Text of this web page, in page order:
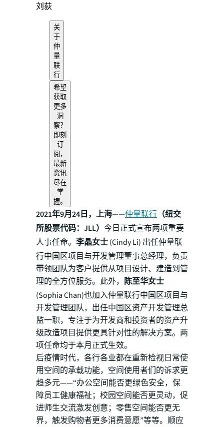
刘荻
关
于
仲
量
联
行
希望
获取
更多
洞
察？
即刻
订
阅，
最新
资讯
尽在
掌
握。
2021年9月24日，上海——仲量联行 （纽交
所股票代码：JLL） 今日正式宣布两项重要
人事任命。 李晶女士(Cindy Li) 出任仲量联
行中国区项目与开发管理董事总经理，负责
带领团队为客户提供从项目设计、建造到管
理的全方位服务。此外， 陈至华女士
(Sophia Chan)也加入仲量联行中国区项目与
开发管理团队，出任中国区资产开发管理总
监一职，专注于为开发商和投资者的资产升
级改造项目提供更具针对性的解决方案。两
项任命均于本月正式生效。
后疫情时代，各行各业都在重新检视日常使
用空间的承载功能，空间使用者们的诉求更
趋多元——“办公空间能否更绿色安全，保
障员工健康福祉；校园空间能否更灵动，促
进师生交流激发创意；零售空间能否更无
界，触发购物者更多消费意愿”等等。顺应